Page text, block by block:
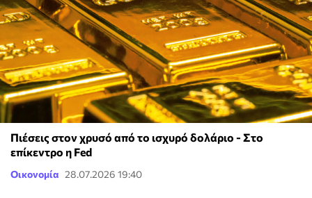
Πιέσεις στον χρυσό από το ισχυρό δολάριο - Στο
επίκεντρο η Fed
Οικονομία 28.07.2026 19:40